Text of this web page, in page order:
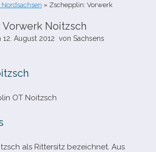
Nordsachsen » Zschepplin: Vorwerk
Noitzsch
12. August 2012 von Sachsens
OT Noitzsch
als Rittersitz bezeich­net. Aus